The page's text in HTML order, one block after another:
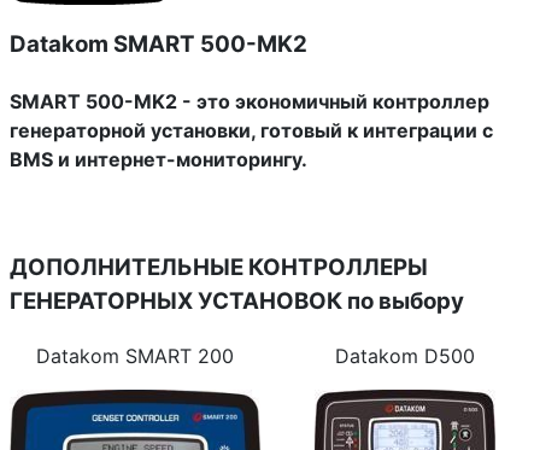
Datakom SMART 500-MK2
SMART 500-MK2 - это экономичный контроллер
генераторной установки, готовый к интеграции с
BMS и интернет-мониторингу.
ДОПОЛНИТЕЛЬНЫЕ КОНТРОЛЛЕРЫ
ГЕНЕРАТОРНЫХ УСТАНОВОК по выбору
Datakom SMART 200 Datakom D500